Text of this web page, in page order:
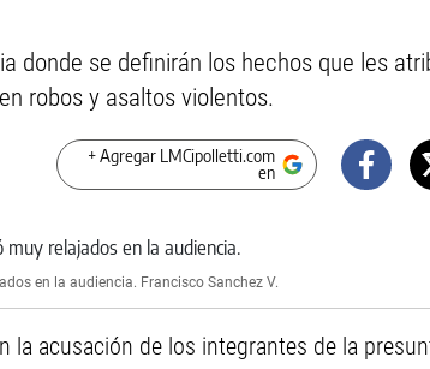
donde se definirán los hechos que les
robos y asaltos violentos.
+ Agregar LMCipolletti.com
en
en la audiencia. Francisco Sanchez V.
la acusación de los integrantes de la